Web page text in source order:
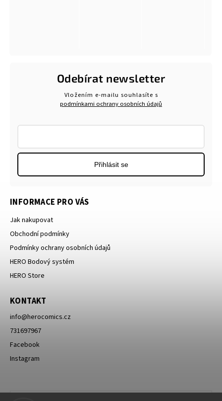
INFORMACE PRO VÁS
Jak nakupovat
Obchodní podmínky
Podmínky ochrany osobních údajů
HERO Bodový systém
HERO Store
KONTAKT
info@herocomics.cz
731697967
Facebook
Instagram
Odebírat newsletter
Vložením e-mailu souhlasíte s
podmínkami ochrany osobních údajů
Přihlásit se